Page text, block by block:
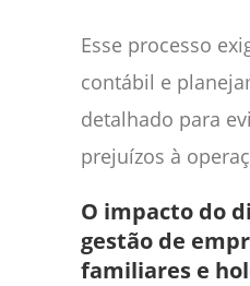
Esse processo
contábil e
detalhado para
prejuízos à
O impacto do
gestão de
familiares e